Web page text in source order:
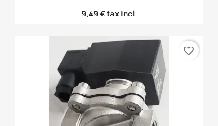
9,49 €tax incl.
favorite_border